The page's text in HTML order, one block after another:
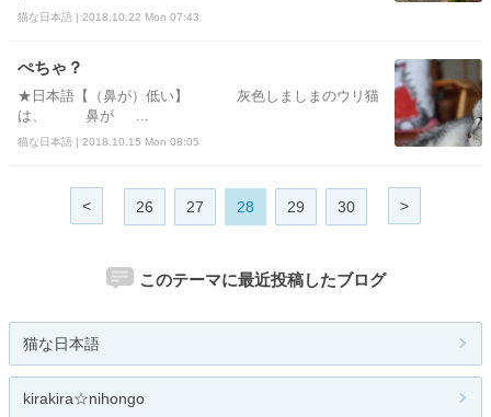
猫な日本語 | 2018.10.22 Mon 07:43
ぺちゃ？
★日本語【（鼻が）低い】 灰色しましまのウリ猫
は、 鼻が ...
猫な日本語 | 2018.10.15 Mon 08:05
< 26 27 28 29 30 >
このテーマに最近投稿したブログ
猫な日本語
kirakira☆nihongo